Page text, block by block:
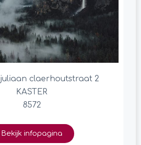
juliaan claerhoutstraat 2
KASTER
8572
Bekijk infopagina